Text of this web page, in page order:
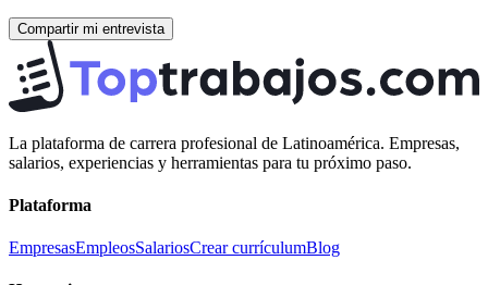
Compartir mi entrevista
La plataforma de carrera profesional de Latinoamérica. Empresas,
salarios, experiencias y herramientas para tu próximo paso.
Plataforma
EmpresasEmpleosSalariosCrear currículumBlog